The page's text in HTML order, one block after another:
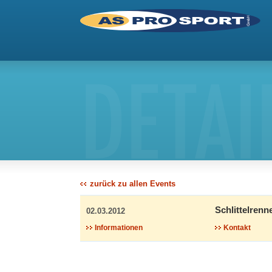
zurück zu allen Events
02.03.2012
Informationen Kontakt